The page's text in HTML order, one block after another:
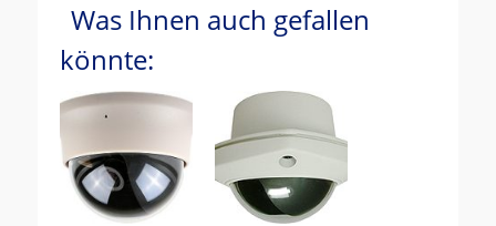
Was Ihnen auch gefallen
könnte: